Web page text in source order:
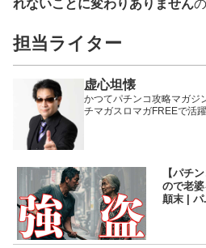
れないことに変わりありません
担当ライター
虚心坦懐
かつてパチンコ攻略マガジ
チマガスロマガFREEで活
【パチ
ので老
顛末 | パ